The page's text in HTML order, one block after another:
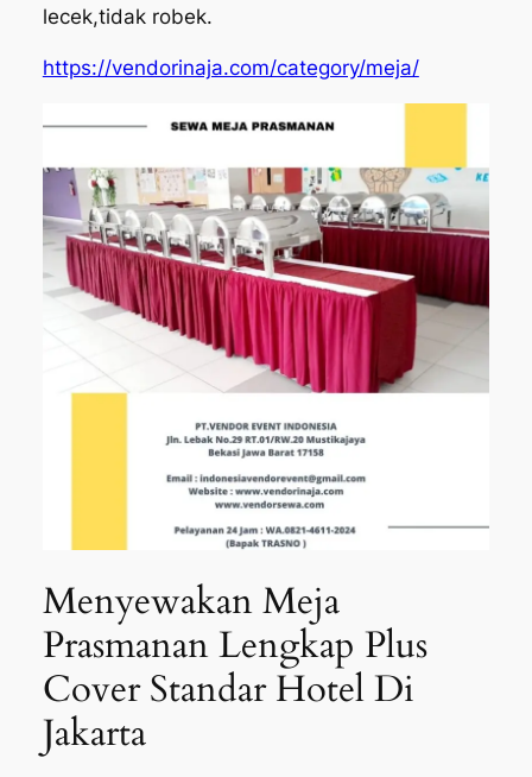
lecek,tidak robek.
https://vendorinaja.com/category/meja/
Menyewakan Meja
Prasmanan Lengkap Plus
Cover Standar Hotel Di
Jakarta